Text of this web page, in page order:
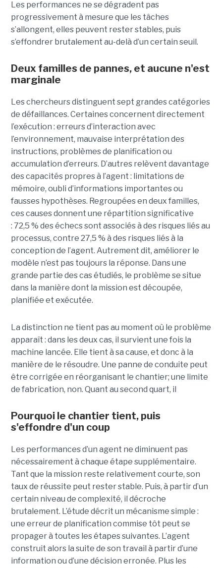
Les performances ne se dégradent pas
progressivement à mesure que les tâches
s’allongent, elles peuvent rester stables, puis
s’effondrer brutalement au-delà d’un certain seuil.
Deux familles de pannes, et aucune n'est
marginale
Les chercheurs distinguent sept grandes catégories
de défaillances. Certaines concernent directement
l’exécution : erreurs d’interaction avec
l’environnement, mauvaise interprétation des
instructions, problèmes de planification ou
accumulation d’erreurs. D’autres relèvent davantage
des capacités propres à l’agent : limitations de
mémoire, oubli d’informations importantes ou
fausses hypothèses. Regroupées en deux familles,
ces causes donnent une répartition significative
: 72,5 % des échecs sont associés à des risques liés au
processus, contre 27,5 % à des risques liés à la
conception de l’agent. Autrement dit, améliorer le
modèle n’est pas toujours la réponse. Dans une
grande partie des cas étudiés, le problème se situe
dans la manière dont la mission est découpée,
planifiée et exécutée.
La distinction ne tient pas au moment où le problème
apparaît : dans les deux cas, il survient une fois la
machine lancée. Elle tient à sa cause, et donc à la
manière de le résoudre. Une panne de conduite peut
être corrigée en réorganisant le chantier; une limite
de fabrication, non. Quant au second quart, il
Pourquoi le chantier tient, puis
s'effondre d'un coup
Les performances d’un agent ne diminuent pas
nécessairement à chaque étape supplémentaire.
Tant que la mission reste relativement courte, son
taux de réussite peut rester stable. Puis, à partir d’un
certain niveau de complexité, il décroche
brutalement. L’étude décrit un mécanisme simple :
une erreur de planification commise tôt peut se
propager à toutes les étapes suivantes. L’agent
construit alors la suite de son travail à partir d’une
information ou d’une décision erronée. Plus les